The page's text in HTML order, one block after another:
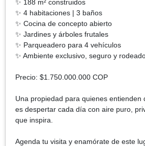
✨ 188 m² construidos
✨ 4 habitaciones | 3 baños
✨ Cocina de concepto abierto
✨ Jardines y árboles frutales
✨ Parqueadero para 4 vehículos
✨ Ambiente exclusivo, seguro y
Precio: $1.750.000.000 COP
Una propiedad para quienes entienden
es despertar cada día con aire puro,
que inspira.
Agenda tu visita y enamórate de este